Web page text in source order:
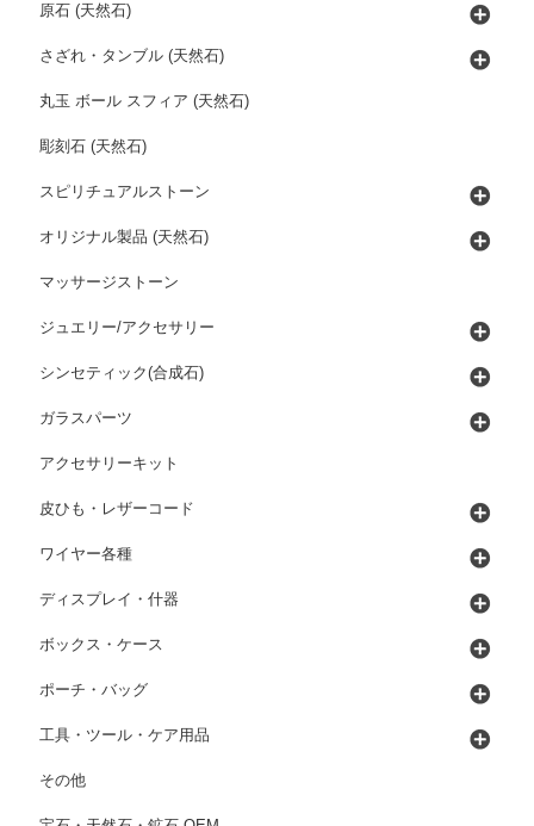
原石 (天然石)
さざれ・タンブル (天然石)
丸玉 ボール スフィア (天然石)
彫刻石 (天然石)
スピリチュアルストーン
オリジナル製品 (天然石)
マッサージストーン
ジュエリー/アクセサリー
シンセティック(合成石)
ガラスパーツ
アクセサリーキット
皮ひも・レザーコード
ワイヤー各種
ディスプレイ・什器
ボックス・ケース
ポーチ・バッグ
工具・ツール・ケア用品
その他